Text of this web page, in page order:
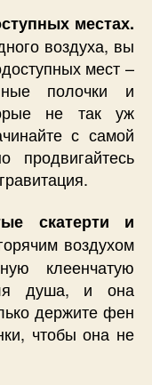
местах.
воздуха, вы
мест –
полочки и
не так уж
с самой
продвигайтесь
скатерти и
воздухом
клеенчатую
душа, и она
держите фен
чтобы она не